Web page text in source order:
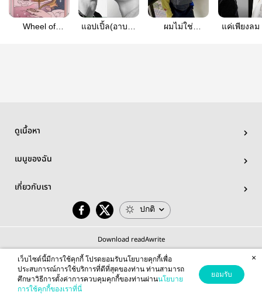
Wheel of
แอปเปิ้ล(อาบยา
ผมไม่ใช่
แค่เพียงลม
ดูเนื้อหา
เมนูของฉัน
เกี่ยวกับเรา
ปกติ
Download readAwrite
© 2026 readAwrite.com by MEB Corporation Public Company Limited
This site is protected by reCAPTCHA and the Google
เว็บไซต์นี้มีการใช้คุกกี้ โปรดยอมรับนโยบายคุกกี้เพื่อ
ประสบการณ์การใช้บริการที่ดีที่สุดของท่าน ท่านสามารถ
ศึกษาวิธีการตั้งค่าการควบคุมคุกกี้ของท่านผ่านนโยบาย
การใช้คุกกี้ของเราที่นี่
ยอมรับ
×